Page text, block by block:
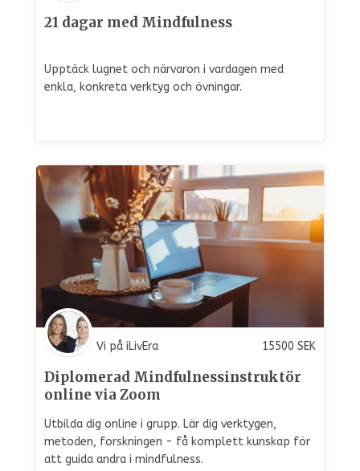
21 dagar med Mindfulness
Upptäck lugnet och närvaron i vardagen med
enkla, konkreta verktyg och övningar.
Vi på iLivEra 15500 SEK
Diplomerad Mindfulnessinstruktör
online via Zoom
Utbilda dig online i grupp. Lär dig verktygen,
metoden, forskningen - få komplett kunskap för
att guida andra i mindfulness.